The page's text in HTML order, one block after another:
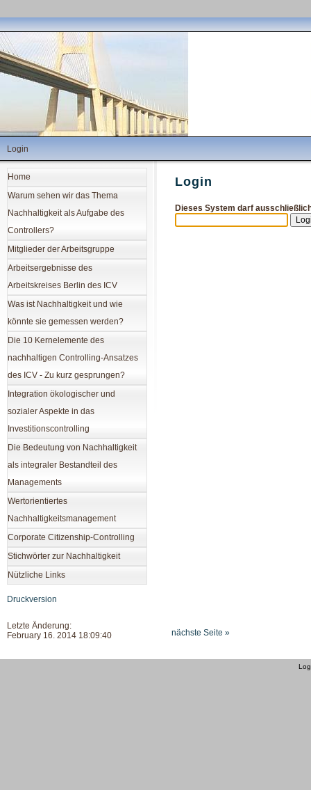
Login
Home
Warum sehen wir das Thema
Nachhaltigkeit als Aufgabe des
Controllers?
Mitglieder der Arbeitsgruppe
Arbeitsergebnisse des
Arbeitskreises Berlin des ICV
Was ist Nachhaltigkeit und wie
könnte sie gemessen werden?
Die 10 Kernelemente des
nachhaltigen Controlling-Ansatzes
des ICV - Zu kurz gesprungen?
Integration ökologischer und
sozialer Aspekte in das
Investitionscontrolling
Die Bedeutung von Nachhaltigkeit
als integraler Bestandteil des
Managements
Wertorientiertes
Nachhaltigkeitsmanagement
Corporate Citizenship-Controlling
Stichwörter zur Nachhaltigkeit
Nützliche Links
Druckversion
Login
Dieses System darf
Letzte Änderung:
February 16. 2014 18:09:40
nächste Seite »